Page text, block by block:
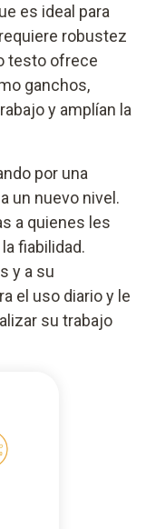
es ideal para
robustez
testo ofrece
ganchos,
y amplían la
por una
un nuevo nivel.
a quienes les
fiabilidad.
y a su
el uso diario y le
su trabajo